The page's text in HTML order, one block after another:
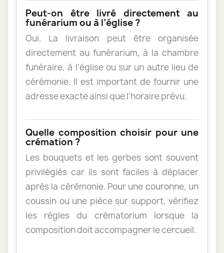
Peut-on être livré directement au
funérarium ou à l’église ?
Oui. La livraison peut être organisée
directement au funérarium, à la chambre
funéraire, à l’église ou sur un autre lieu de
cérémonie. Il est important de fournir une
adresse exacte ainsi que l’horaire prévu.
Quelle composition choisir pour une
crémation ?
Les bouquets et les gerbes sont souvent
privilégiés car ils sont faciles à déplacer
après la cérémonie. Pour une couronne, un
coussin ou une pièce sur support, vérifiez
les règles du crématorium lorsque la
composition doit accompagner le cercueil.